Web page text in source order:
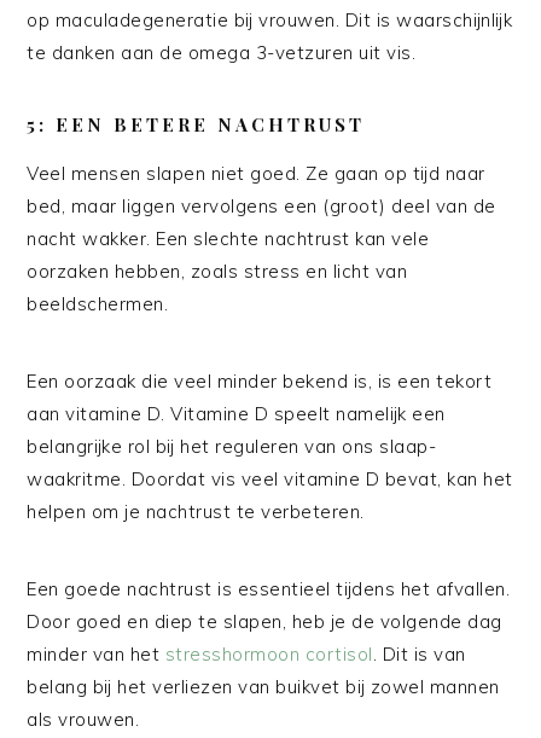
op maculadegeneratie bij vrouwen. Dit is waarschijnlijk
te danken aan de omega 3-vetzuren uit vis.
5: EEN BETERE NACHTRUST
Veel mensen slapen niet goed. Ze gaan op tijd naar
bed, maar liggen vervolgens een (groot) deel van de
nacht wakker. Een slechte nachtrust kan vele
oorzaken hebben, zoals stress en licht van
beeldschermen.
Een oorzaak die veel minder bekend is, is een tekort
aan vitamine D. Vitamine D speelt namelijk een
belangrijke rol bij het reguleren van ons slaap-
waakritme. Doordat vis veel vitamine D bevat, kan het
helpen om je nachtrust te verbeteren.
Een goede nachtrust is essentieel tijdens het afvallen.
Door goed en diep te slapen, heb je de volgende dag
minder van het stresshormoon cortisol. Dit is van
belang bij het verliezen van buikvet bij zowel mannen
als vrouwen.